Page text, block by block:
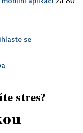
se
stres?